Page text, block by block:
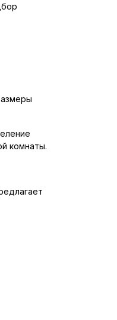
комнаты.